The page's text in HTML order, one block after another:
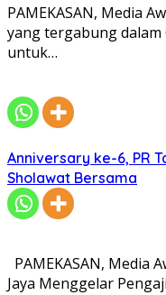
PAMEKASAN, Media
yang tergabung dalam
untuk…
Anniversary ke-6, PR
Sholawat Bersama
PAMEKASAN, Media
Jaya Menggelar